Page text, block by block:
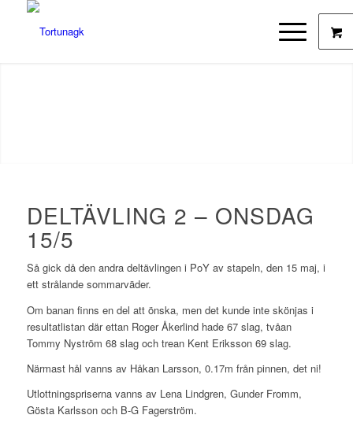
DELTÄVLING 2 – ONSDAG
15/5
Så gick då den andra deltävlingen i PoY av stapeln, den 15 maj, i
ett strålande sommarväder.
Om banan finns en del att önska, men det kunde inte skönjas i
resultatlistan där ettan Roger Åkerlind hade 67 slag, tvåan
Tommy Nyström 68 slag och trean Kent Eriksson 69 slag.
Närmast hål vanns av Håkan Larsson, 0.17m från pinnen, det ni!
Utlottningspriserna vanns av Lena Lindgren, Gunder Fromm,
Gösta Karlsson och B-G Fagerström.